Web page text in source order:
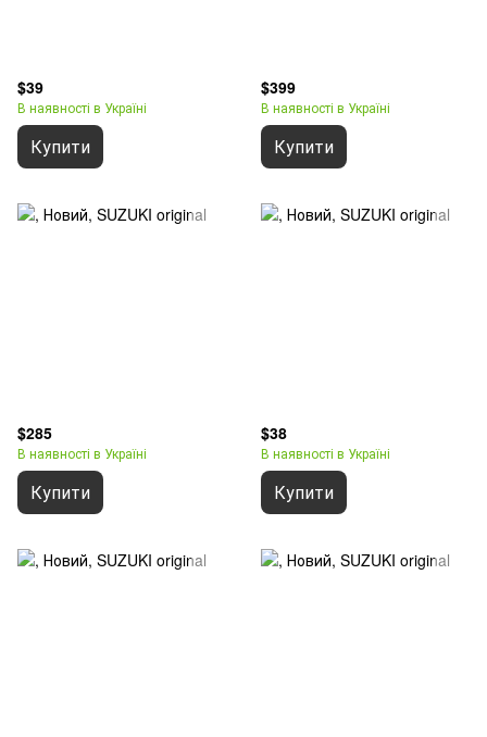
$39
В наявності в Україні
Купити
$399
В наявності в Україні
Купити
$285
В наявності в Україні
Купити
$38
В наявності в Україні
Купити